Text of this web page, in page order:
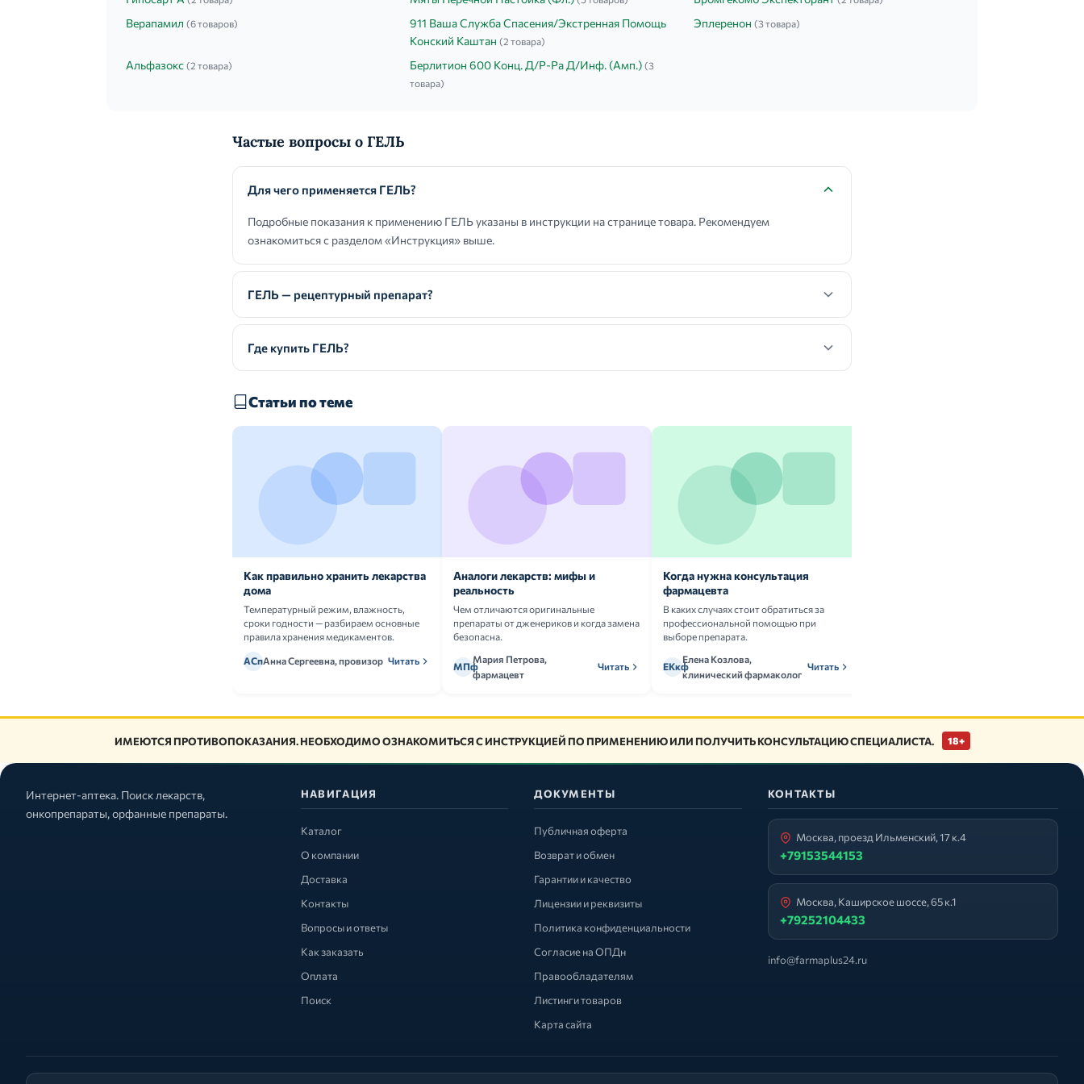
Верапамил (6 товаров)
911 Ваша Служба Спасения/Экстренная Помощь
Конский Каштан (2 товара)
Эплеренон (3 товара)
Альфазокс (2 товара) Берлитион 600 Конц. Д/Р-Ра Д/Инф. (Амп.) (3
товара)
Частые вопросы о ГЕЛЬ
Для чего применяется ГЕЛЬ?
Подробные показания к применению ГЕЛЬ указаны в инструкции на странице товара. Рекомендуем
ознакомиться с разделом «Инструкция» выше.
ГЕЛЬ — рецептурный препарат?
Где купить ГЕЛЬ?
Статьи по теме
Как правильно хранить лекарства
дома
Температурный режим, влажность,
сроки годности — разбираем основные
правила хранения медикаментов.
АСпАнна Сергеевна, провизор Читать
Аналоги лекарств: мифы и
реальность
Чем отличаются оригинальные
препараты от дженериков и когда замена
безопасна.
МПф
Мария Петрова,
фармацевт
Читать
Когда нужна консультация
фармацевта
В каких случаях стоит обратиться за
профессиональной помощью при
выборе препарата.
ЕКкф
Елена Козлова,
клинический фармаколог
Читать
ИМЕЮТСЯ ПРОТИВОПОКАЗАНИЯ. НЕОБХОДИМО ОЗНАКОМИТЬСЯ С ИНСТРУКЦИЕЙ ПО ПРИМЕНЕНИЮ ИЛИ ПОЛУЧИТЬ КОНСУЛЬТАЦИЮ СПЕЦИАЛИСТА. 18+
Интернет-аптека. Поиск лекарств,
онкопрепараты, орфанные препараты.
НАВИГАЦИЯ
Каталог
О компании
Доставка
Контакты
Вопросы и ответы
Как заказать
Оплата
Поиск
ДОКУМЕНТЫ
Публичная оферта
Возврат и обмен
Гарантии и качество
Лицензии и реквизиты
Политика конфиденциальности
Согласие на ОПДн
Правообладателям
Листинги товаров
Карта сайта
КОНТАКТЫ
Москва, проезд Ильменский, 17 к.4
+79153544153
Москва, Каширское шоссе, 65 к.1
+79252104433
info@farmaplus24.ru